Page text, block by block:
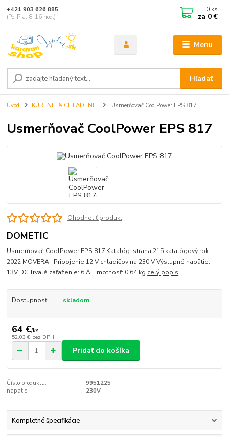
Menu
Hľadať
+421 903 626 885
(Po-Pia, 8-16 hod.)
0 ks
za 0 €
Úvod KÚRENIE & CHLADENIE Usmerňovač CoolPower EPS 817
Usmerňovač CoolPower EPS 817
Ohodnotiť produkt
DOMETIC
Usmerňovač CoolPower EPS 817 Katalóg: strana 215 katalógový rok
2022 MOVERA Pripojenie 12 V chladičov na 230 V Výstupné napätie:
13V DC Trvalé zaťaženie: 6 A Hmotnosť: 0,64 kg celý popis
Dostupnosť skladom
64 €/ks
52,03 € bez DPH
Pridať do košíka
Číslo produktu:
9951225
napätie:
230V
Kompletné špecifikácie